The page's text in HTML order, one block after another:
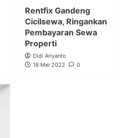
Rentfix Gandeng
Cicilsewa, Ringankan
Pembayaran Sewa
Properti
Didi Ariyanto
18 Mei 2022
0